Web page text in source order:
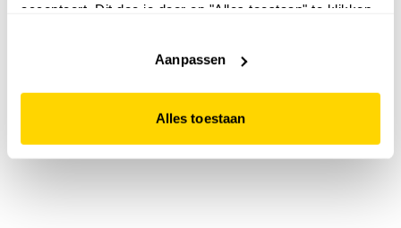
accepteert. Dit doe je door op "Alles toestaan" te klikken.
website niet optimaal functioneert.
Aanpassen
Alles toestaan